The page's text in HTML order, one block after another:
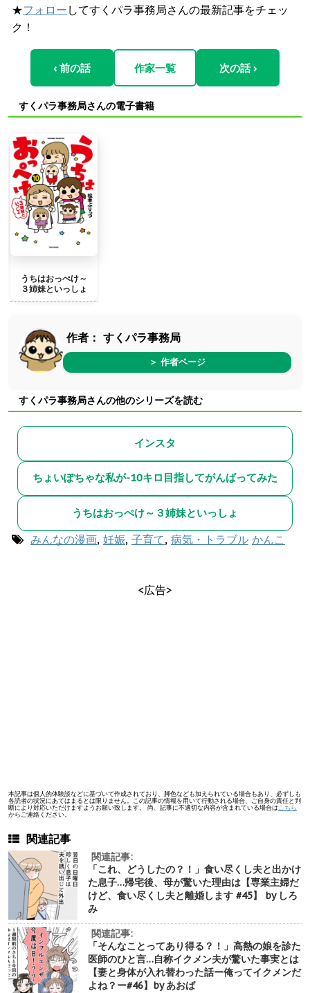
★フォロー してすくパラ事務局さんの最新記事をチェッ
ク！
‹ 前の話 作家一覧 次の話 ›
すくパラ事務局さんの電子書籍
うちはおっぺけ～
３姉妹といっしょ
作者： すくパラ事務局
＞ 作者ページ
すくパラ事務局さんの他のシリーズを読む
インスタ
ちょいぽちゃな私が-10キロ目指してがんばってみた
うちはおっぺけ～３姉妹といっしょ
みんなの漫画, 妊娠, 子育て, 病気・トラブル かんこ
<広告>
本記事は個人的体験談などに基づいて作成されており、脚色なども加えられている場合もあり、必ずしも
各読者の状況にあてはまるとは限りません。この記事の情報を用いて行動される場合、ご自身の責任と判
断により対応いただけますようお願い致します。 尚、記事に不適切な内容が含まれている場合は こちら
からご連絡ください。
関連記事
関連記事:
「これ、どうしたの？！」食い尽くし夫と出かけ
た息子…帰宅後、母が驚いた理由は【専業主婦だ
けど、食い尽くし夫と離婚します #45】 by しろ
み
関連記事:
「そんなことってあり得る？！」高熱の娘を診た
医師のひと言…自称イクメン夫が驚いた事実とは
【妻と身体が入れ替わった話ー俺ってイクメンだ
よね？ー#46】by あおば